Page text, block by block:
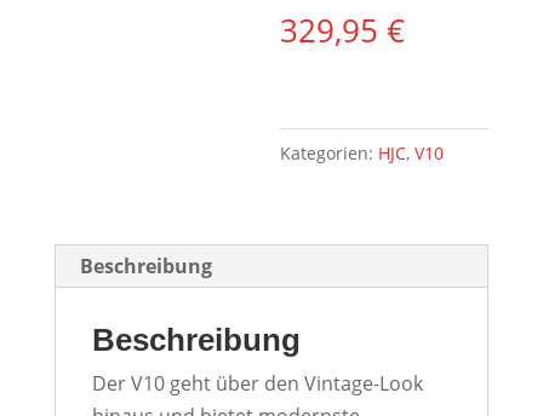
329,95€
Kategorien: HJC,V10
Beschreibung
Beschreibung
Der V10 geht über den Vintage-Look